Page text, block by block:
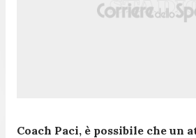
Coach Paci, è possibile che un